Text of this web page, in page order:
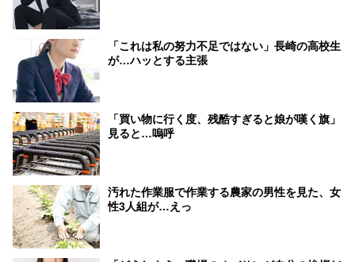
「これは私の努力不足ではない」長崎の高校生
が…ハッとする主張
「買い物に行く度、残酷すぎると娘が嘆く旗」
見ると…嗚呼
汚れた作業服で作業する農家の男性を見た、女
性3人組が…えっ